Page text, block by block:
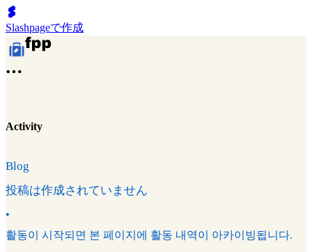
Slashpageで作成
Activity
Blog
投稿は作成されていません
•
활동이 시작되면 본 페이지에 활동 내역이 아카이빙됩니다.